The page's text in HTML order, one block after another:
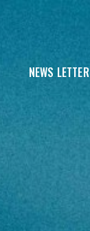
NEWS LETTER